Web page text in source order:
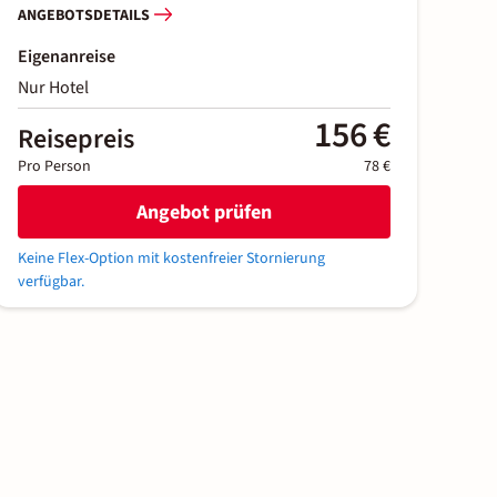
ANGEBOTSDETAILS
Eigenanreise
Nur Hotel
Reisepreis 156 €
Pro Person 78 €
Angebot prüfen
Keine Flex-Option mit kostenfreier Stornierung
verfügbar.